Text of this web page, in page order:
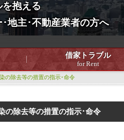
抱える
地主･不動産業者の方へ
借家トラブル
for Rent
の除去等の措置の指示･命令
の除去等の措置の指示･命令